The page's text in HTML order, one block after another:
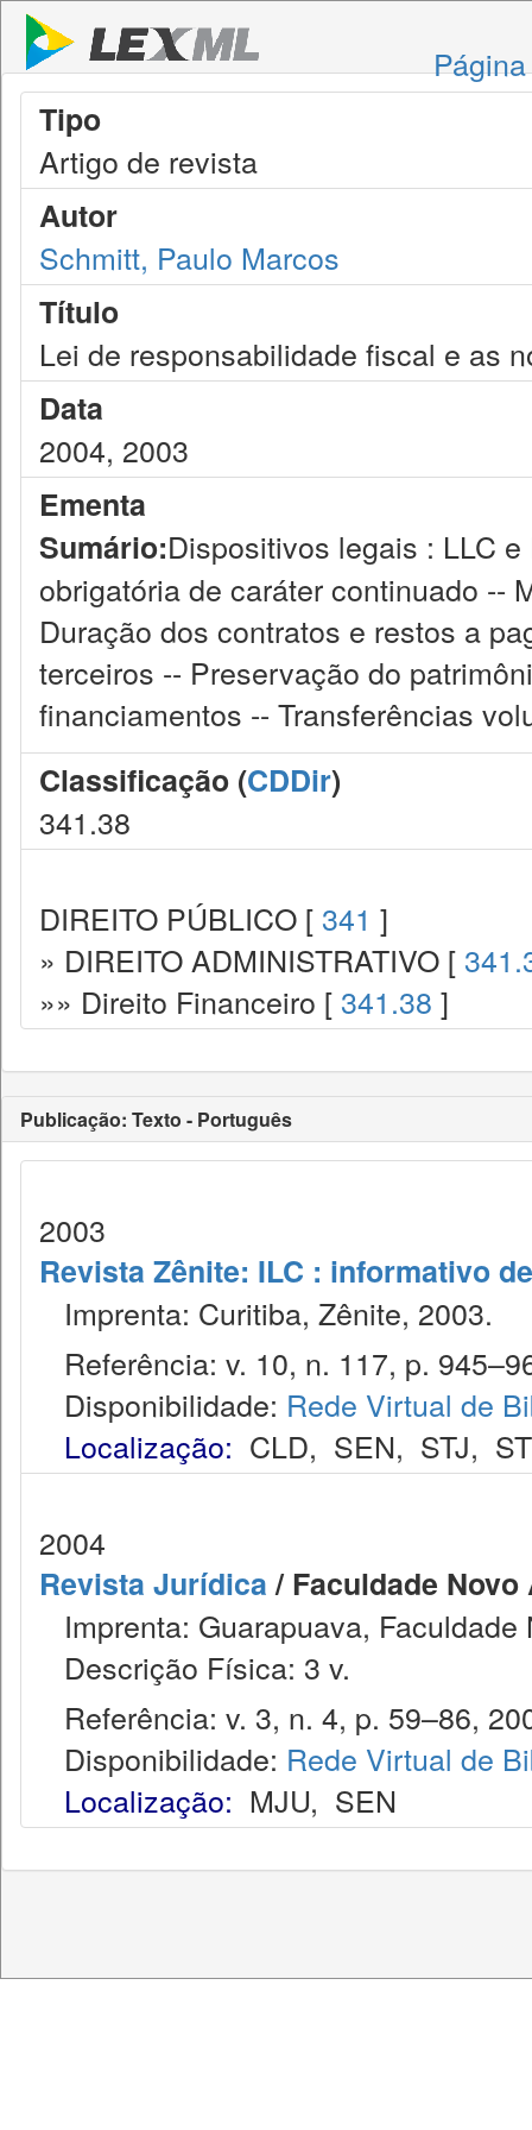
Tipo
Artigo de revista
Autor
Schmitt, Paulo Marcos
Título
Lei de responsabilidade fiscal e as
Data
2004, 2003
Ementa
Sumário:Dispositivos legais : LLC
obrigatória de caráter continuado --
Duração dos contratos e restos a
terceiros -- Preservação do
financiamentos -- Transferências
Classificação (CDDir)
341.38
DIREITO PÚBLICO [ 341 ]
» DIREITO ADMINISTRATIVO [
»» Direito Financeiro [ 341.38 ]
Publicação: Texto - Português
2003
Revista Zênite: ILC : informativo
Imprenta: Curitiba, Zênite, 2003.
Referência: v. 10, n. 117, p.
Disponibilidade: Rede Virtual de
Localização: CLD, SEN, STJ,
2004
Revista Jurídica/ Faculdade Novo
Imprenta: Guarapuava,
Descrição Física: 3 v.
Referência: v. 3, n. 4, p. 59–86,
Disponibilidade: Rede Virtual de
Localização: MJU, SEN